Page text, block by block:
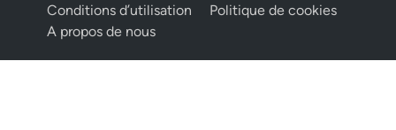
Conditions d’utilisation
Politique de cookies
A propos de nous